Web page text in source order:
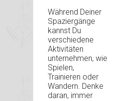
Während Deiner
Spaziergänge
kannst Du
verschiedene
Aktivitäten
unternehmen, wie
Spielen,
Trainieren oder
Wandern. Denke
daran, immer